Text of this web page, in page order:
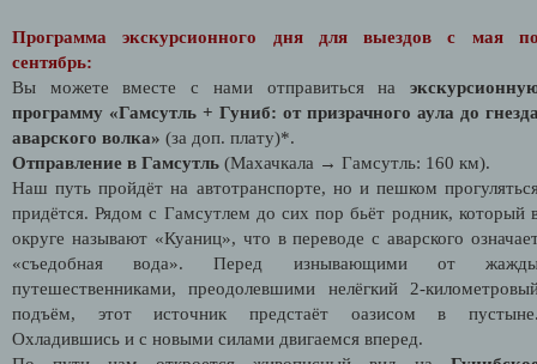
Программа экскурсионного дня для выездов с мая
сентябрь:
Вы можете вместе с нами отправиться на
программу «Гамсутль + Гуниб: от призрачного аула до
аварского волка» (за доп. плату)*.
Отправление в Гамсутль (Махачкала → Гамсутль: 160 км).
Наш путь пройдёт на автотранспорте, но и пешком
придётся. Рядом с Гамсутлем до сих пор бьёт родник, который
округе называют «Куаниц», что в переводе с аварского
«съедобная вода». Перед изнывающими от
путешественниками, преодолевшими нелёгкий 2-
подъём, этот источник предстаёт оазисом в
Охладившись и с новыми силами двигаемся вперед.